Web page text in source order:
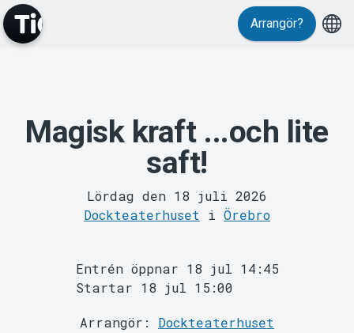
MyTickster
Support
Arrangör?
Magisk kraft ...och lite
saft!
Lördag den 18 juli 2026
Dockteaterhuset i Örebro
Entrén öppnar 18 jul 14:45
Startar 18 jul 15:00
Arrangör: Dockteaterhuset